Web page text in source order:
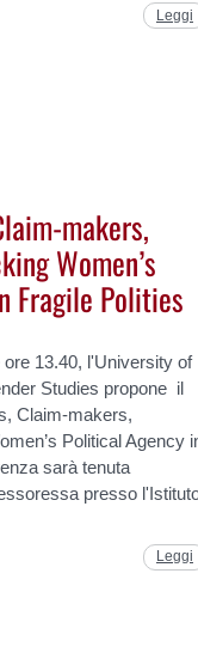
Leggi
makers,
Women’s
Fragile Polities
13.40, l'University of
Studies propone il
Claim-makers,
Political Agency
sarà tenuta
presso
Leggi